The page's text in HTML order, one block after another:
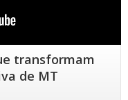
transformam
de MT